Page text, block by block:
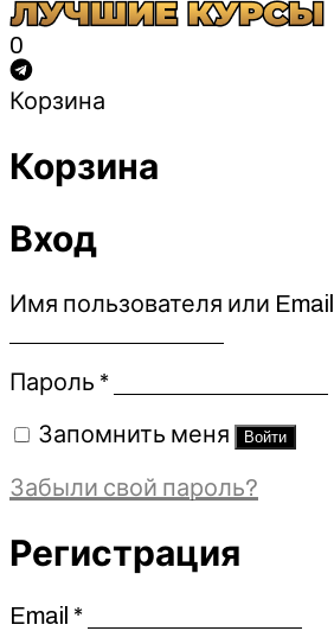
0
Корзина
Корзина
Вход
Имя пользователя или Email
Пароль *Обязательно
Запомнить меня Войти
Забыли свой пароль?
Регистрация
Email *Обязательно